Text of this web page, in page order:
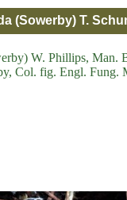
(Sowerby) T.
W. Phillips, Man.
Col. fig. Engl. Fung.